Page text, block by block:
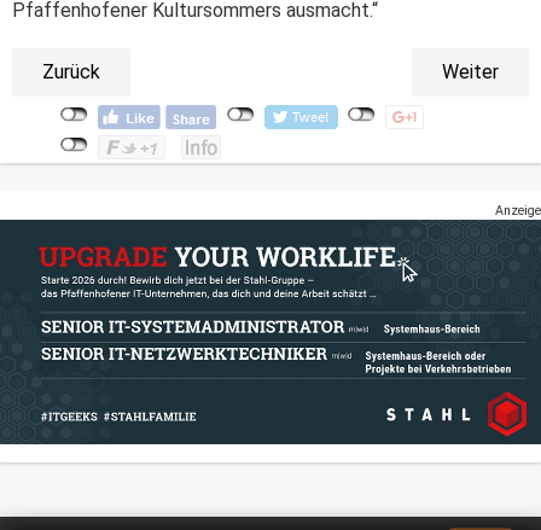
Pfaffenhofener Kultursommers ausmacht.“
Zurück Weiter
Anzeige